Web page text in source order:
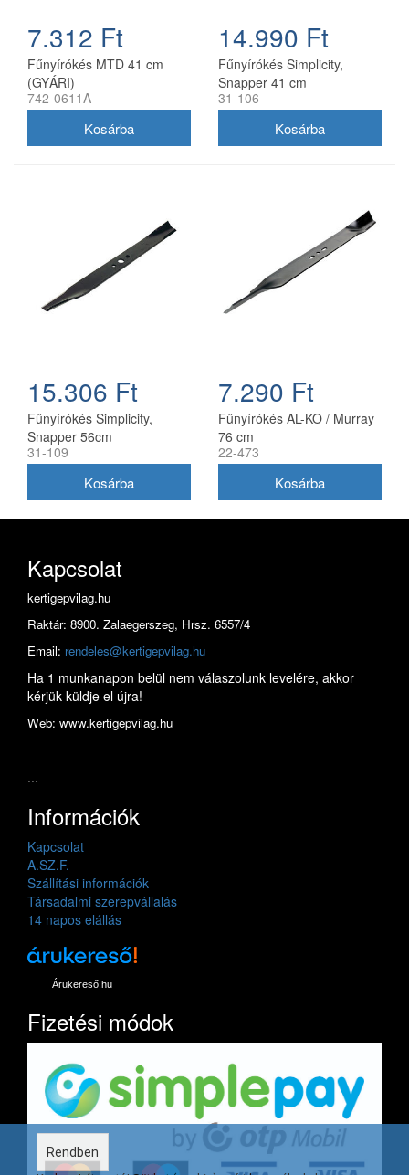
7.312 Ft
Fűnyírókés MTD 41 cm
(GYÁRI)
742-0611A
14.990 Ft
Fűnyírókés Simplicity,
Snapper 41 cm
(1704856SM)
31-106
15.306 Ft
Fűnyírókés Simplicity,
Snapper 56cm
(1716695ASM)
31-109
7.290 Ft
Fűnyírókés AL-KO / Murray
76 cm
22-473
Kapcsolat
kertigepvilag.hu
Raktár: 8900. Zalaegerszeg, Hrsz. 6557/4
Email: rendeles@kertigepvilag.hu
Ha 1 munkanapon belül nem válaszolunk levelére, akkor
kérjük küldje el újra!
Web: www.kertigepvilag.hu
...
Információk
Kapcsolat
A.SZ.F.
Szállítási információk
Társadalmi szerepvállalás
14 napos elállás
Árukereső.hu
Fizetési módok
Rendben